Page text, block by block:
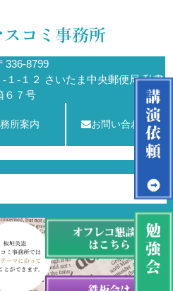
336-8799
１-１２ さいたま中央郵便局 私書
６７号
所案内 お問い合わせ